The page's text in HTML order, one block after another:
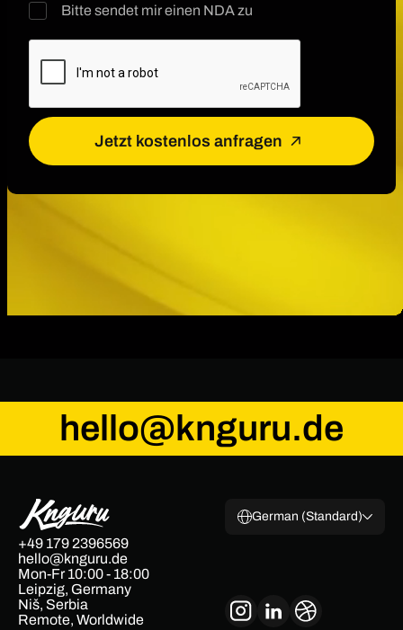
Bitte sendet mir einen NDA zu
Jetzt kostenlos anfragen
hello@knguru.de
+49 179 2396569
hello@knguru.de
Mon-Fr 10:00 - 18:00
Leipzig, Germany
Niš, Serbia
Remote, Worldwide
German (Standard)